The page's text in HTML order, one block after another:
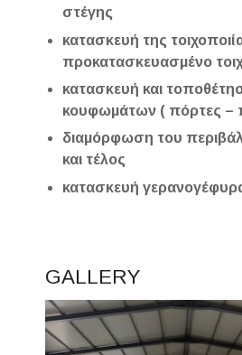
στέγης
κατασκευή της
προκατασκευασμένο
κατασκευή και
κουφωμάτων ( πόρτες –
διαμόρφωση του
και τέλος
κατασκευή
GALLERY